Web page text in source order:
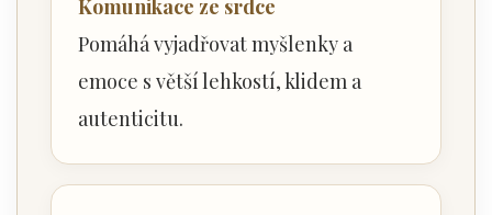
Komunikace ze srdce
Pomáhá vyjadřovat myšlenky a
emoce s větší lehkostí, klidem a
autenticitu.